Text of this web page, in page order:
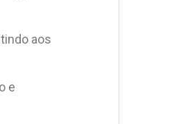
aos
e